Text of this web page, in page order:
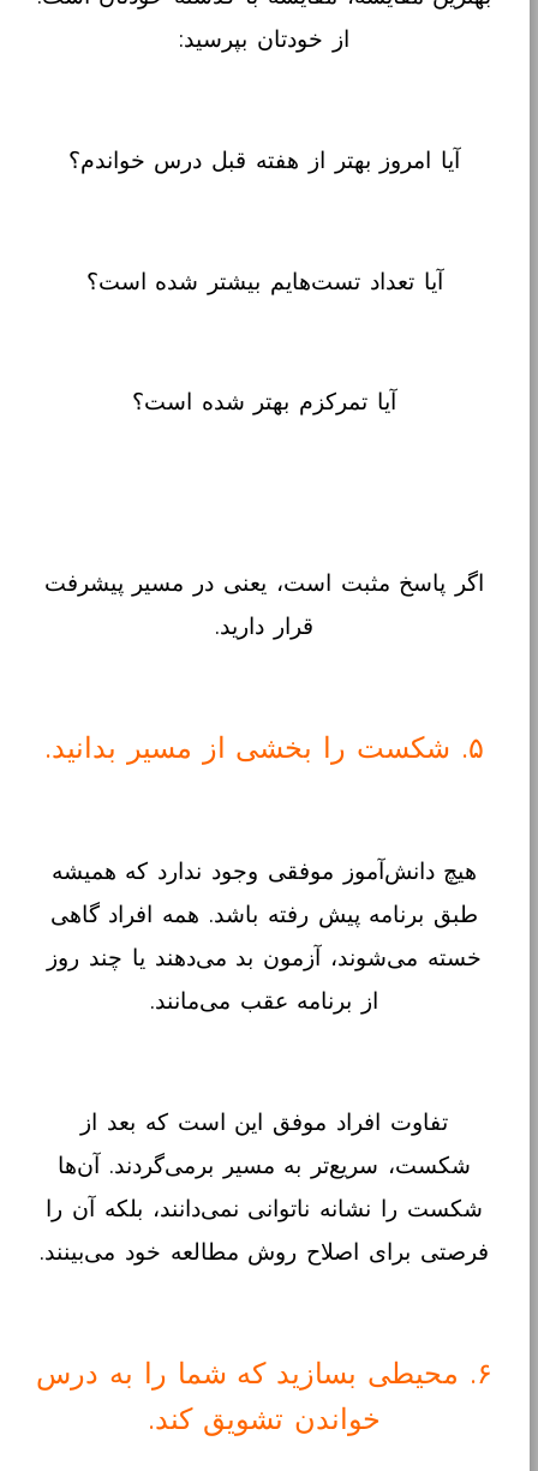
از خودتان بپرسید:
آیا امروز بهتر از هفته قبل درس خواندم؟
آیا تعداد تست‌هایم بیشتر شده است؟
آیا تمرکزم بهتر شده است؟
اگر پاسخ مثبت است، یعنی در مسیر پیشرفت
قرار دارید.
۵. شکست را بخشی از مسیر بدانید.
هیچ دانش‌آموز موفقی وجود ندارد که همیشه
طبق برنامه پیش رفته باشد. همه افراد گاهی
خسته می‌شوند، آزمون بد می‌دهند یا چند روز
از برنامه عقب می‌مانند.
تفاوت افراد موفق این است که بعد از
شکست، سریع‌تر به مسیر برمی‌گردند. آن‌ها
شکست را نشانه ناتوانی نمی‌دانند، بلکه آن را
فرصتی برای اصلاح روش مطالعه خود می‌بینند.
۶. محیطی بسازید که شما را به درس
خواندن تشویق کند.